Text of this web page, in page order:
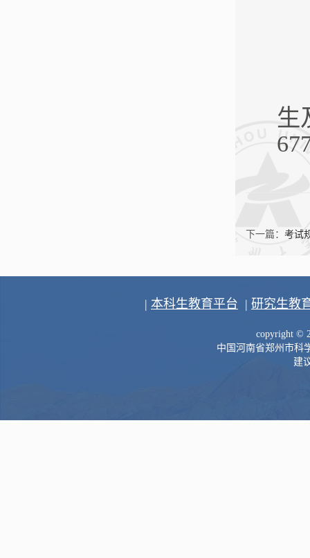
生
下一篇： 考试
| 本科生教育平台 | 研究生教
copyright ©
中国河南省郑州市科
建